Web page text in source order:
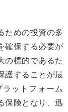
ための投資の多
確保する必要が
の標的であるた
護することが最
ットフォーム
保険となり、迅